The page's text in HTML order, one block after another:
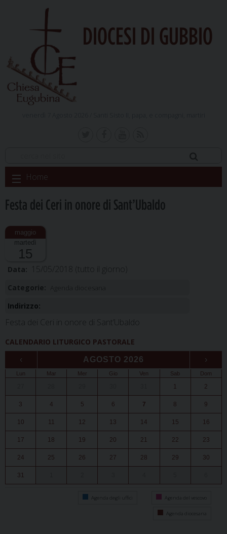
DIOCESI DI GUBBIO
Skip
to
Home
Festa dei Ceri in onore di Sant’Ubaldo
martedì
15
Data: 15/05/2018 (tutto il giorno)
Categorie:
Indirizzo:
Festa dei Ceri in onore di Sant’Ubaldo
CALENDARIO LITURGICO PASTORALE
‹ AGOSTO 2026 ›
Lun Mar Mer Gio Ven Sab Dom
1 2
3 4 5 6 7 8 9
10 11 12 13 14 15 16
17 18 19 20 21 22 23
24 25 26 27 28 29 30
31
Agenda degli uffici Agenda del vescovo
Agenda diocesana